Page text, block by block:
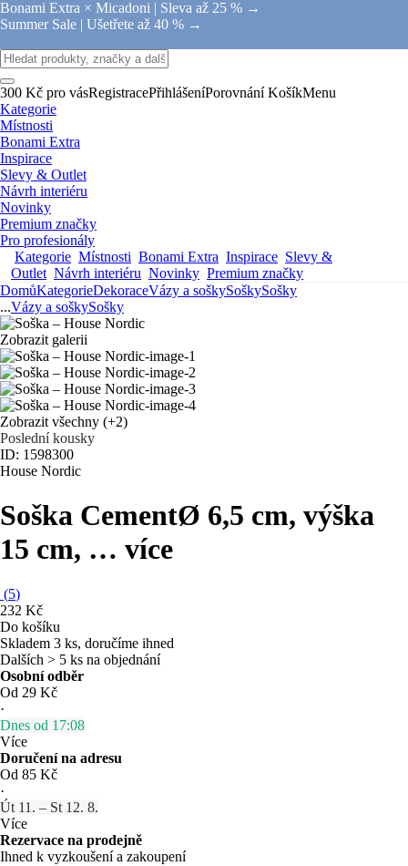
Bonami Extra × Micadoni | Sleva až 25 % →
Summer Sale | Ušetřete až 40 % →
300 Kč pro vásRegistracePřihlášeníPorovnání KošíkMenu
Kategorie
Místnosti
Bonami Extra
Inspirace
Slevy & Outlet
Návrh interiéru
Novinky
Premium značky
Pro profesionály
Kategorie Místnosti Bonami Extra Inspirace Slevy &
Outlet Návrh interiéru Novinky Premium značky
DomůKategorieDekoraceVázy a soškySoškySošky
...Vázy a soškySošky
Zobrazit galerii
Zobrazit všechny (+2)
Poslední kousky
ID: 1598300
House Nordic
Soška CementØ 6,5 cm, výška
15 cm, … více
(5)
232 Kč
Do košíku
Skladem 3 ks, doručíme ihned
Dalších > 5 ks na objednání
Osobní odběr
Od 29 Kč
·
Dnes od 17:08
Více
Doručení na adresu
Od 85 Kč
·
Út 11. – St 12. 8.
Více
Rezervace na prodejně
Ihned k vyzkoušení a zakoupení